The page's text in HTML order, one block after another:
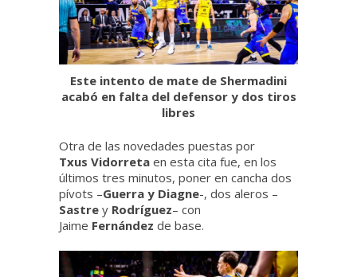
Este intento de mate de Shermadini
acabó en falta del defensor y dos tiros
libres
Otra de las novedades puestas por
Txus Vidorreta en esta cita fue, en los
últimos tres minutos, poner en cancha dos
pívots –Guerra y Diagne-, dos aleros –
Sastre y Rodríguez– con
Jaime Fernández de base.